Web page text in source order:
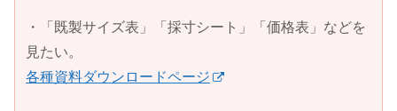
・「既製サイズ表」「採寸シート」「価格表」などを
見たい。
各種資料ダウンロードページ